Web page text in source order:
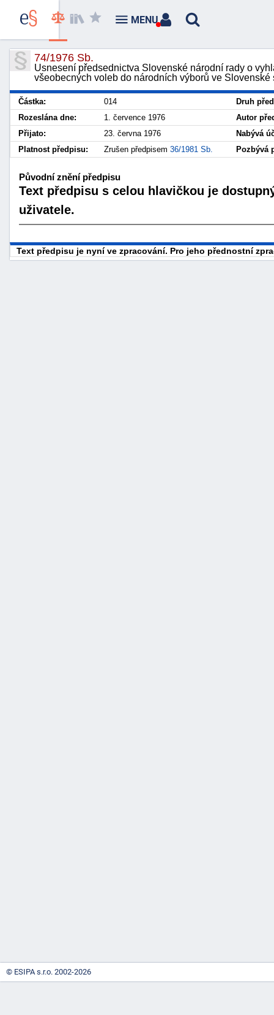
74/1976 Sb.
Usnesení předsednictva Slovenské národní rady o
všeobecných voleb do národních výborů ve
Částka: 014
Druh
Rozeslána dne:
1. července 1976
Autor
Přijato:
23. června 1976
Nabývá
Platnost předpisu:
Zrušen předpisem 36/1981 Sb. Pozbývá
Původní znění předpisu
Text předpisu s celou hlavičkou je
uživatele.
Text předpisu je nyní ve zpracování. Pro jeho přednostní
MENU
© ESIPA s.r.o. 2002-2026